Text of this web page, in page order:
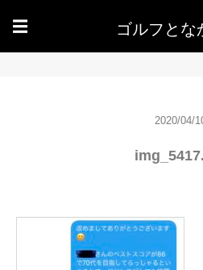
☰ ゴルフとな
2020/04/